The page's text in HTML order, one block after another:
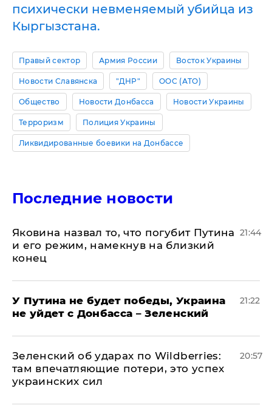
психически невменяемый убийца из
Кыргызстана.
Правый сектор Армия России Восток Украины
Новости Славянска "ДНР" ООС (АТО)
Общество Новости Донбасса Новости Украины
Терроризм Полиция Украины
Ликвидированные боевики на Донбассе
Последние новости
Яковина назвал то, что погубит Путина
и его режим, намекнув на близкий
конец
21:44
У Путина не будет победы, Украина
не уйдет с Донбасса – Зеленский
21:22
Зеленский об ударах по Wildberries:
там впечатляющие потери, это успех
украинских сил
20:57